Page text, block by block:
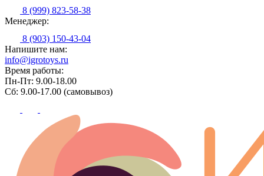
8 (999) 823-58-38
Менеджер:
8 (903) 150-43-04
Напишите нам:
info@igrotoys.ru
Время работы:
Пн-Пт: 9.00-18.00
Сб: 9.00-17.00 (самовывоз)